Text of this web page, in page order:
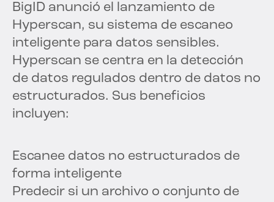
BigID anunció el lanzamiento de
Hyperscan, su sistema de escaneo
inteligente para datos sensibles.
Hyperscan se centra en la detección
de datos regulados dentro de datos no
estructurados. Sus beneficios
incluyen:
Escanee datos no estructurados de
forma inteligente
Predecir si un archivo o conjunto de